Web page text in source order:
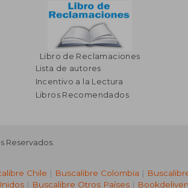
Libro de Reclamaciones
Lista de autores
Incentivo a la Lectura
Libros Recomendados
Reservados.
Chile | Buscalibre Colombia |
| Buscalibre Otros Países |